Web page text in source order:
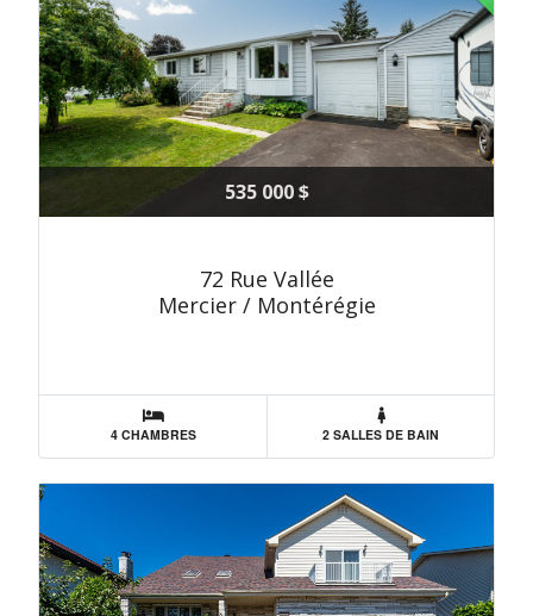
535 000 $
72 Rue Vallée
Mercier / Montérégie
4 CHAMBRES 2 SALLES DE BAIN